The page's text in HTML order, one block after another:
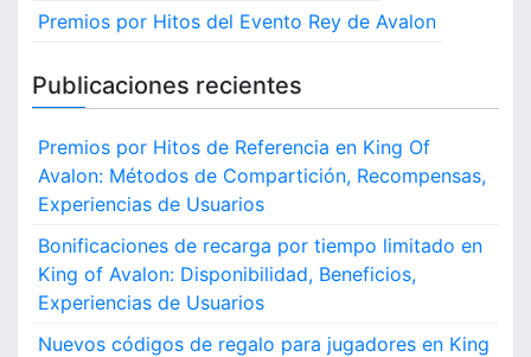
Premios por Hitos del Evento Rey de Avalon
Publicaciones recientes
Premios por Hitos de Referencia en King Of
Avalon: Métodos de Compartición, Recompensas,
Experiencias de Usuarios
Bonificaciones de recarga por tiempo limitado en
King of Avalon: Disponibilidad, Beneficios,
Experiencias de Usuarios
Nuevos códigos de regalo para jugadores en King